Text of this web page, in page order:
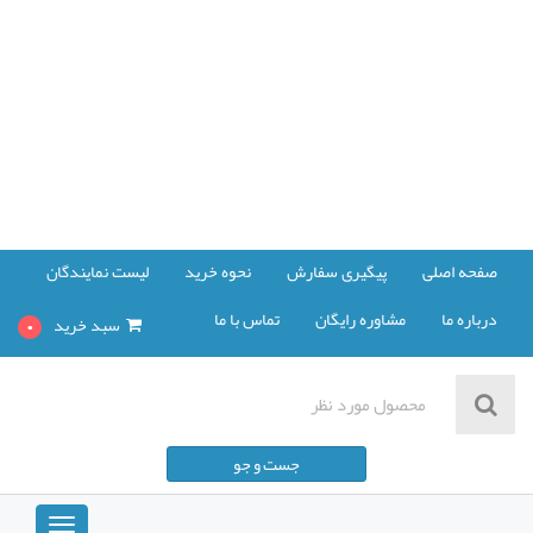
صفحه اصلی پیگیری سفارش نحوه خرید لیست نمایندگان
درباره ما مشاوره رایگان تماس با ما سبد خرید 0
جست و جو
Toggle